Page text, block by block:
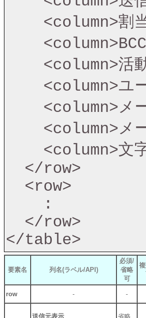
</table>
要素名 列名(ラベル/API)
必須/
省略
可
row - -
送信元表示 省略